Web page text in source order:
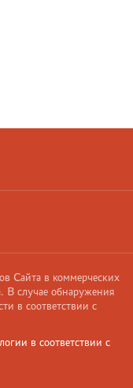
Сайта в коммерческих
В случае обнаружения
в соответствии с
в соответствии с